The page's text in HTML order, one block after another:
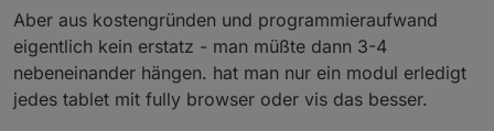
Aber aus kostengründen und programmieraufwand
eigentlich kein erstatz - man müßte dann 3-4
nebeneinander hängen. hat man nur ein modul erledigt
jedes tablet mit fully browser oder vis das besser.